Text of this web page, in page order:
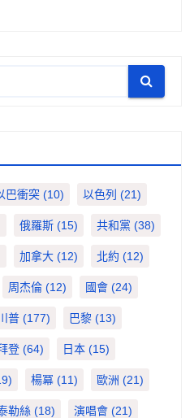
巴衝突 (10) 以色列 (21)
俄羅斯 (15) 共和黨 (38)
加拿大 (12) 北約 (12)
周杰倫 (12) 國會 (24)
普 (177) 巴黎 (13)
登 (64) 日本 (15)
楊冪 (11) 歐洲 (21)
勒絲 (18) 演唱會 (21)